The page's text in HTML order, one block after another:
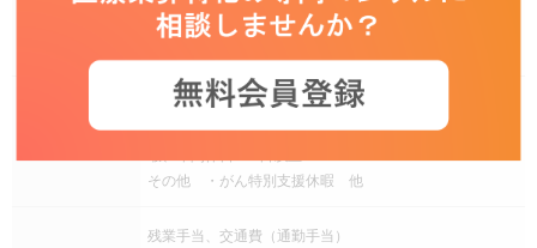
※全社平均残業時間：13時間/月（2024年度実績）
完全週休二日制（土日曜日）、祝日、年末年始、有給休
暇、慶弔休暇、リフレッシュ、産前産後休暇、看護休
その他 ・がん特別支援休暇 他
残業手当、交通費（通勤手当）